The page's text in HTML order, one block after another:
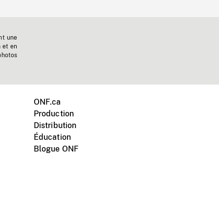
une
et en
ONF.ca
Production
Distribution
Éducation
Blogue ONF